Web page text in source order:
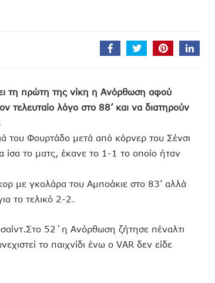
τη πρώτη της νίκη η Ανόρθωση αφού
τελευταίο λόγο στο 88’ και να διατηρούν
του Φουρτάδο μετά από κόρνερ του Σένσι
ίσα το ματς, έκανε το 1-1 το οποίο ήταν
με γκολάρα του Αμποάκιε στο 83’ αλλά
το τελικό 2-2.
52΄η Ανόρθωση ζήτησε πέναλτι
το παιχνίδι ένω ο VAR δεν είδε